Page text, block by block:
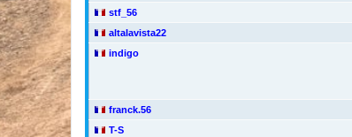
stf_56
altalavista22
indigo
franck.56
T-S